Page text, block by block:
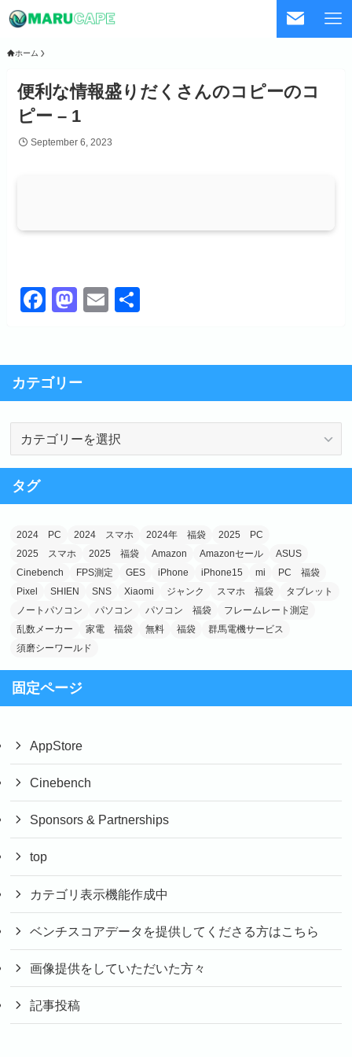
ホーム
便利な情報盛りだくさんのコピーのコ
ピー – 1
September 6, 2023
F
e
b
o
o
k
M
o
d
o
n
E
カテゴリー
ゴ
リ
タグ
2024 PC 2024 スマホ 2024年 福袋
2025 PC
2025 スマホ
2025 福袋 Amazon Amazonセール
ASUS
Cinebench
FPS測定 GES iPhone iPhone15 mi
PC 福袋
Pixel
SHIEN SNS Xiaomi ジャンク スマホ 福袋
タブレット
ノートパソコン
パソコン パソコン 福袋
フレームレート測定
乱数メーカー
家電 福袋 無料 福袋
群馬電機サービス
須磨シーワールド
固定ページ
AppStore
Cinebench
Sponsors & Partnerships
top
カテゴリ表示機能作成中
ベンチスコアデータを提供してくださる方はこちら
画像提供をしていただいた方々
記事投稿